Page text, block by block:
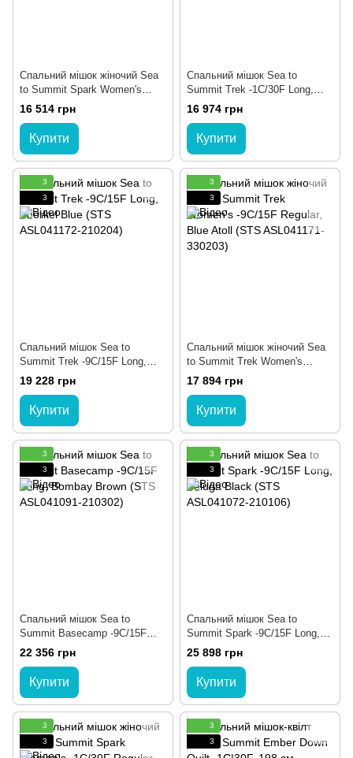
Спальний мішок жіночий Sea
to Summit Spark Women's
7C/45F Long, Pewter Grey
(STS ASL041071-351702)
16 514 грн
Купити
Спальний мішок Sea to
Summit Trek -1C/30F Long,
Snorkel Blue (STS ASL041172-
16 974 грн
Купити
3
3
Спальний мішок Sea to
Summit Trek -9C/15F Long,
Snorkel Blue (STS ASL041172-
19 228 грн
Купити
3
3
Спальний мішок жіночий Sea
to Summit Trek Women's
-9C/15F Regular, Blue Atoll
(STS ASL041171-330203)
17 894 грн
Купити
3
3
Спальний мішок Sea to
Summit Basecamp -9C/15F
Long, Bombay Brown (STS
ASL041091-210302)
22 356 грн
Купити
3
3
Спальний мішок Sea to
Summit Spark -9C/15F Long,
Beluga Black (STS ASL041072-
25 898 грн
Купити
3
3
3
3